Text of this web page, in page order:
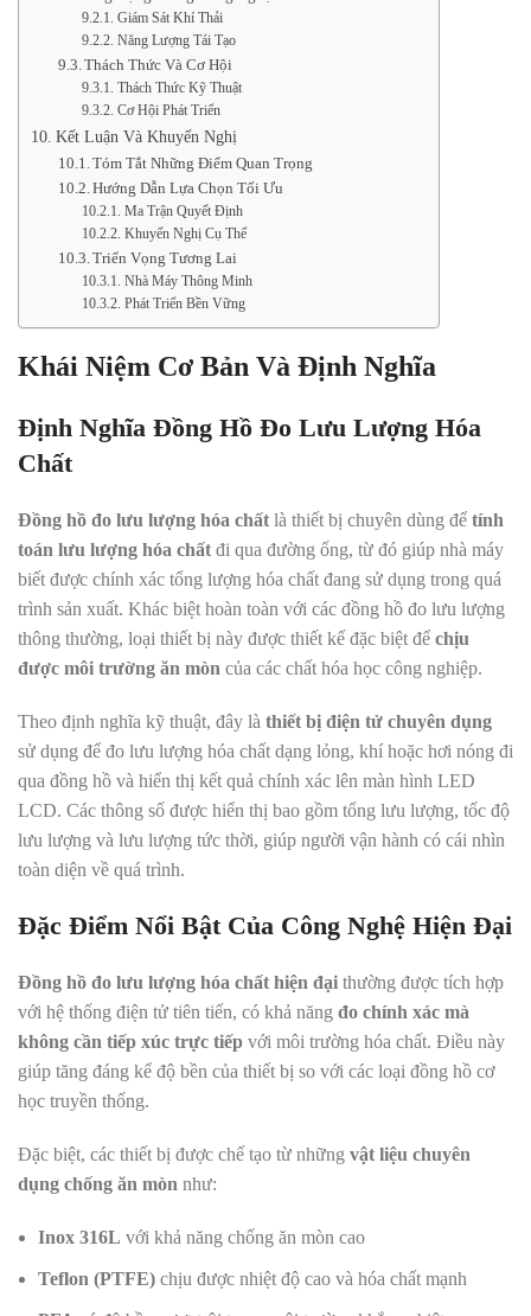
Giám Sát Khí Thải
Năng Lượng Tái Tạo
Thách Thức Và Cơ Hội
Thách Thức Kỹ Thuật
Cơ Hội Phát Triển
Kết Luận Và Khuyến Nghị
Tóm Tắt Những Điểm Quan Trọng
Hướng Dẫn Lựa Chọn Tối Ưu
Ma Trận Quyết Định
Khuyến Nghị Cụ Thể
Triển Vọng Tương Lai
Nhà Máy Thông Minh
Phát Triển Bền Vững
Khái Niệm Cơ Bản Và Định Nghĩa
Định Nghĩa Đồng Hồ Đo Lưu Lượng Hóa
Chất
Đồng hồ đo lưu lượng hóa chất là thiết bị chuyên dùng để tính
toán lưu lượng hóa chất đi qua đường ống, từ đó giúp nhà máy
biết được chính xác tổng lượng hóa chất đang sử dụng trong quá
trình sản xuất. Khác biệt hoàn toàn với các đồng hồ đo lưu lượng
thông thường, loại thiết bị này được thiết kế đặc biệt để chịu
được môi trường ăn mòn của các chất hóa học công nghiệp.
Theo định nghĩa kỹ thuật, đây là thiết bị điện tử chuyên dụng
sử dụng để đo lưu lượng hóa chất dạng lỏng, khí hoặc hơi nóng đi
qua đồng hồ và hiển thị kết quả chính xác lên màn hình LED
LCD. Các thông số được hiển thị bao gồm tổng lưu lượng, tốc độ
lưu lượng và lưu lượng tức thời, giúp người vận hành có cái nhìn
toàn diện về quá trình.
Đặc Điểm Nổi Bật Của Công Nghệ Hiện Đại
Đồng hồ đo lưu lượng hóa chất hiện đại thường được tích hợp
với hệ thống điện tử tiên tiến, có khả năng đo chính xác mà
không cần tiếp xúc trực tiếp với môi trường hóa chất. Điều này
giúp tăng đáng kể độ bền của thiết bị so với các loại đồng hồ cơ
học truyền thống.
Đặc biệt, các thiết bị được chế tạo từ những vật liệu chuyên
dụng chống ăn mòn như:
Inox 316L với khả năng chống ăn mòn cao
Teflon (PTFE) chịu được nhiệt độ cao và hóa chất mạnh